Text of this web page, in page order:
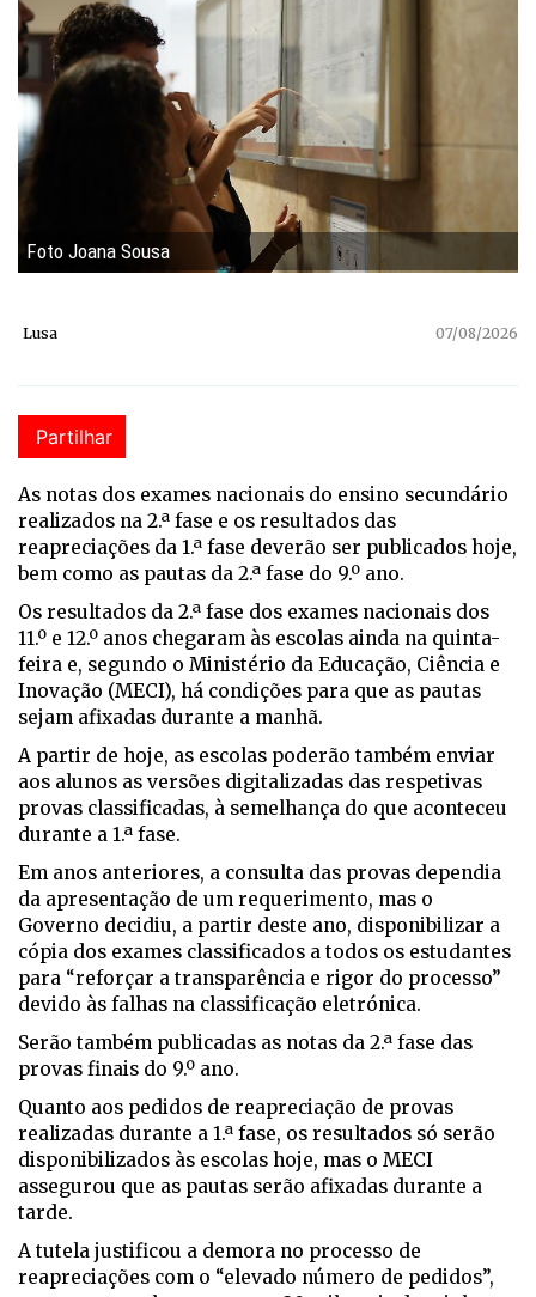
Foto Joana Sousa
Lusa 07/08/2026
Partilhar
As notas dos exames nacionais do ensino secundário
realizados na 2.ª fase e os resultados das
reapreciações da 1.ª fase deverão ser publicados hoje,
bem como as pautas da 2.ª fase do 9.º ano.
Os resultados da 2.ª fase dos exames nacionais dos
11.º e 12.º anos chegaram às escolas ainda na quinta-
feira e, segundo o Ministério da Educação, Ciência e
Inovação (MECI), há condições para que as pautas
sejam afixadas durante a manhã.
A partir de hoje, as escolas poderão também enviar
aos alunos as versões digitalizadas das respetivas
provas classificadas, à semelhança do que aconteceu
durante a 1.ª fase.
Em anos anteriores, a consulta das provas dependia
da apresentação de um requerimento, mas o
Governo decidiu, a partir deste ano, disponibilizar a
cópia dos exames classificados a todos os estudantes
para “reforçar a transparência e rigor do processo”
devido às falhas na classificação eletrónica.
Serão também publicadas as notas da 2.ª fase das
provas finais do 9.º ano.
Quanto aos pedidos de reapreciação de provas
realizadas durante a 1.ª fase, os resultados só serão
disponibilizados às escolas hoje, mas o MECI
assegurou que as pautas serão afixadas durante a
tarde.
A tutela justificou a demora no processo de
reapreciações com o “elevado número de pedidos”,